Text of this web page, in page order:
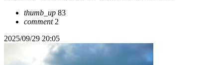
thumb_up 83
comment2
2025/09/29 20:05